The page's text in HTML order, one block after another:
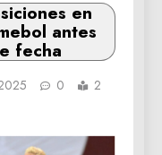
en
antes
fecha
0
2